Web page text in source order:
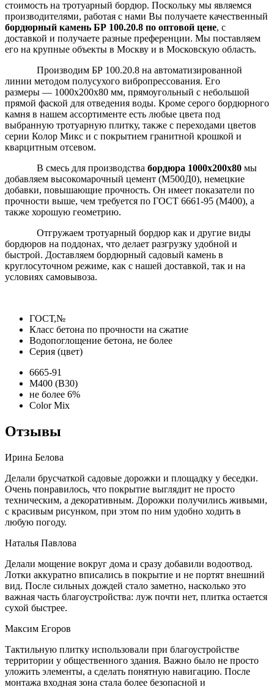
стоимость на тротуарный бордюр. Поскольку мы являемся
производителями, работая с нами Вы получаете качественный
бордюрный камень БР 100.20.8 по оптовой цене, с
доставкой и получаете разные преференции. Мы поставляем
его на крупные объекты в Москву и в Московскую область.
Производим БР 100.20.8 на автоматизированной
линии методом полусухого вибропрессования. Его
размеры — 1000х200х80 мм, прямоугольный с небольшой
прямой фаской для отведения воды. Кроме серого бордюрного
камня в нашем ассортименте есть любые цвета под
выбранную тротуарную плитку, также с переходами цветов
серии Колор Микс и с покрытием гранитной крошкой и
кварцитным отсевом.
В смесь для производства бордюра 1000х200х80 мы
добавляем высокомарочный цемент (М500Д0), немецкие
добавки, повышающие прочность. Он имеет показатели по
прочности выше, чем требуется по ГОСТ 6661-95 (М400), а
также хорошую геометрию.
Отгружаем тротуарный бордюр как и другие виды
бордюров на поддонах, что делает разгрузку удобной и
быстрой. Доставляем бордюрный садовый камень в
круглосуточном режиме, как с нашей доставкой, так и на
условиях самовывоза.
ГОСТ,№
Класс бетона по прочности на сжатие
Водопоглощение бетона, не более
Серия (цвет)
6665-91
М400 (В30)
не более 6%
Color Mix
Отзывы
Ирина Белова
Делали брусчаткой садовые дорожки и площадку у беседки.
Очень понравилось, что покрытие выглядит не просто
техническим, а декоративным. Дорожки получились живыми,
с красивым рисунком, при этом по ним удобно ходить в
любую погоду.
Наталья Павлова
Делали мощение вокруг дома и сразу добавили водоотвод.
Лотки аккуратно вписались в покрытие и не портят внешний
вид. После сильных дождей стало заметно, насколько это
важная часть благоустройства: луж почти нет, плитка остается
сухой быстрее.
Максим Егоров
Тактильную плитку использовали при благоустройстве
территории у общественного здания. Важно было не просто
уложить элементы, а сделать понятную навигацию. После
монтажа входная зона стала более безопасной и